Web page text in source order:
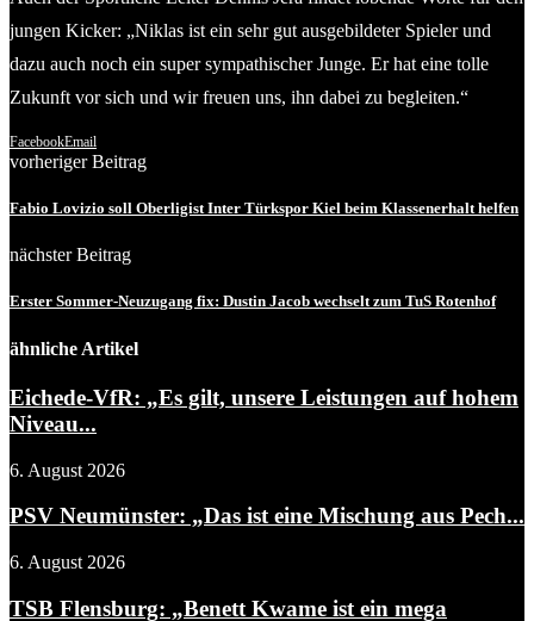
jungen Kicker: „Niklas ist ein sehr gut ausgebildeter Spieler und
dazu auch noch ein super sympathischer Junge. Er hat eine tolle
Zukunft vor sich und wir freuen uns, ihn dabei zu begleiten.“
FacebookEmail
vorheriger Beitrag
Fabio Lovizio soll Oberligist Inter Türkspor Kiel beim Klassenerhalt helfen
nächster Beitrag
Erster Sommer-Neuzugang fix: Dustin Jacob wechselt zum TuS Rotenhof
ähnliche Artikel
Eichede-VfR: „Es gilt, unsere Leistungen auf hohem
Niveau...
6. August 2026
PSV Neumünster: „Das ist eine Mischung aus Pech...
6. August 2026
TSB Flensburg: „Benett Kwame ist ein mega